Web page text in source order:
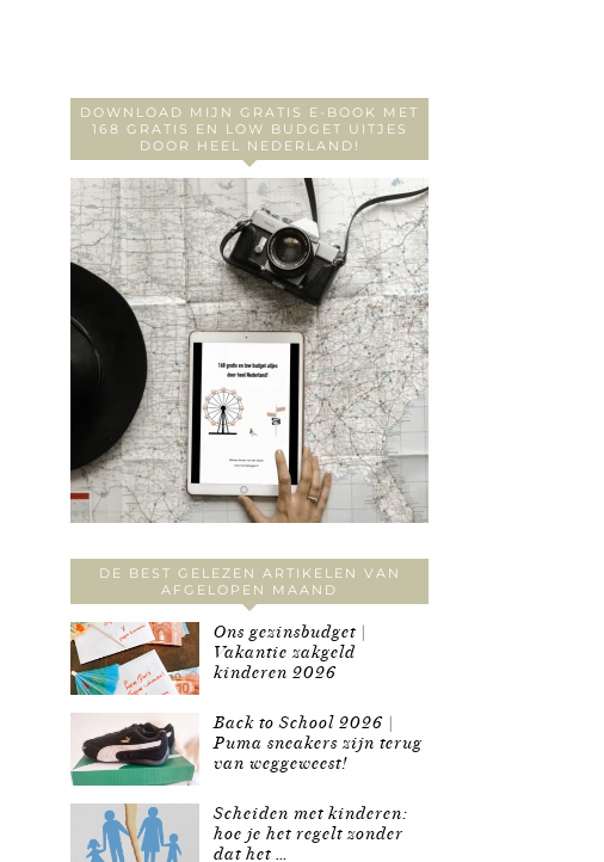
DOWNLOAD MIJN GRATIS E-BOOK MET
168 GRATIS EN LOW BUDGET UITJES
DOOR HEEL NEDERLAND!
DE BEST GELEZEN ARTIKELEN VAN
AFGELOPEN MAAND
Ons gezinsbudget |
Vakantie zakgeld
kinderen 2026
Back to School 2026 |
Puma sneakers zijn terug
van weggeweest!
Scheiden met kinderen:
hoe je het regelt zonder
dat het …